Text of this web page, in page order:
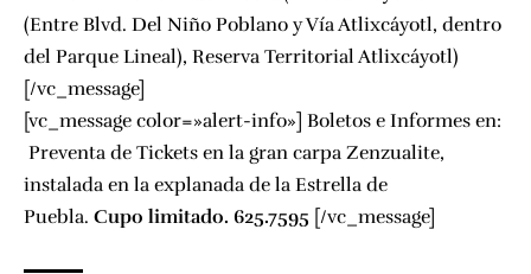
(Entre Blvd. Del Niño Poblano y Vía Atlixcáyotl, dentro
del Parque Lineal), Reserva Territorial Atlixcáyotl)
[/vc_message]
[vc_message color=»alert-info»] Boletos e Informes en:
Preventa de Tickets en la gran carpa Zenzualite,
instalada en la explanada de la Estrella de
Puebla. Cupo limitado. 625.7595 [/vc_message]